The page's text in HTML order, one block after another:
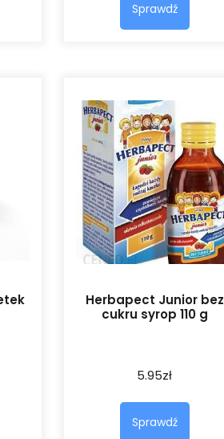
Sprawdź
Herbapect Junior bez
cukru syrop 110 g
5.95zł
Sprawdź